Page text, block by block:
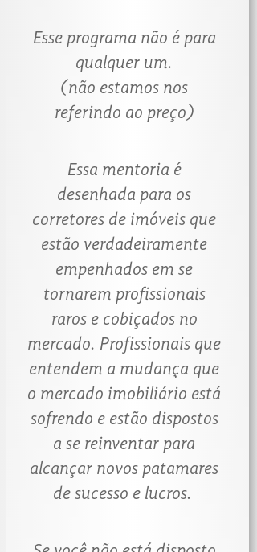
Esse programa não é para
qualquer um.
(não estamos nos
referindo ao preço)
Essa mentoria é
desenhada para os
corretores de imóveis que
estão verdadeiramente
empenhados em se
tornarem profissionais
raros e cobiçados no
mercado. Profissionais que
entendem a mudança que
o mercado imobiliário está
sofrendo e estão dispostos
a se reinventar para
alcançar novos patamares
de sucesso e lucros. ​​​​​​​